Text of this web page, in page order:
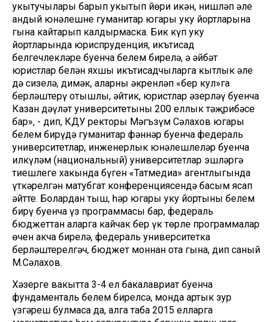
укытучылары барып укытып йөри икән, нишләп әле
андый юнәлешне гуманитар югары уку йортларына
гына кайтарып калдырмаска. Бик күп уку
йортларында юриспруденция, икътисад
белгечлекләре буенча белем бирелә, ә әйбәт
юристлар белән яхшы икътисадчыларга кытлык әле
дә сизелә, димәк, аларны әкренләп «бер кул»га
берләштерү отышлы, әйтик, юристлар әзерләү буенча
Казан дәүләт университетының 200 еллык тәҗрибәсе
бар», - дип, КДУ ректоры Мәгъзүм Сәлахов югары
белем бирүдә гуманитар фәннәр буенча федераль
университетлар, инженерлык юнәлешлеләр буенча
илкүләм (национальный) университетлар эшләргә
тиешлеге хакында бүген «Татмедиа» агентлыгында
үткәрелгән матубгат конференциясендә басым ясап
әйтте. Болардан тыш, һәр югары уку йортының белем
бирү буенча үз программасы бар, федераль
бюджеттан аларга кайчак бер үк төрле программалар
өчен акча бирелә, федераль университетка
берләштерелгәч, бюджет моннан ота гына, дип саный
М.Сәлахов.
Хәзерге вакытта 3-4 ел бакалавриат буенча
фундаменталь белем бирелсә, монда артык зур
үзгәреш булмаса да, алга таба 2015 елларга